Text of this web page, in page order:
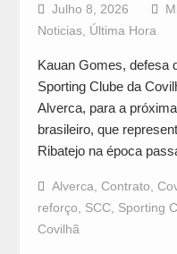
Julho 8, 2026
Noticias, Última Hora
Kauan Gomes, defesa
Sporting Clube da
Alverca, para a
brasileiro, que
Ribatejo na época
Alverca Contrato
reforço
SCC, Sporting
Covilhã